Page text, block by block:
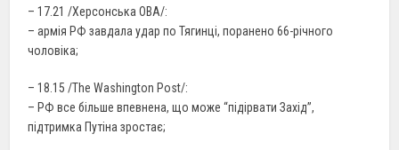
– 17.21 /Херсонська ОВА/:
– армія РФ завдала удар по Тягинці, поранено 66-річного
чоловіка;
– 18.15 /The Washington Post/:
– РФ все більше впевнена, що може “підірвати Захід”,
підтримка Путіна зростає;